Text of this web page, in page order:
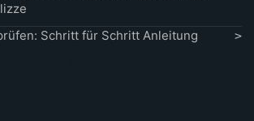
Schritt für Schritt Anleitung